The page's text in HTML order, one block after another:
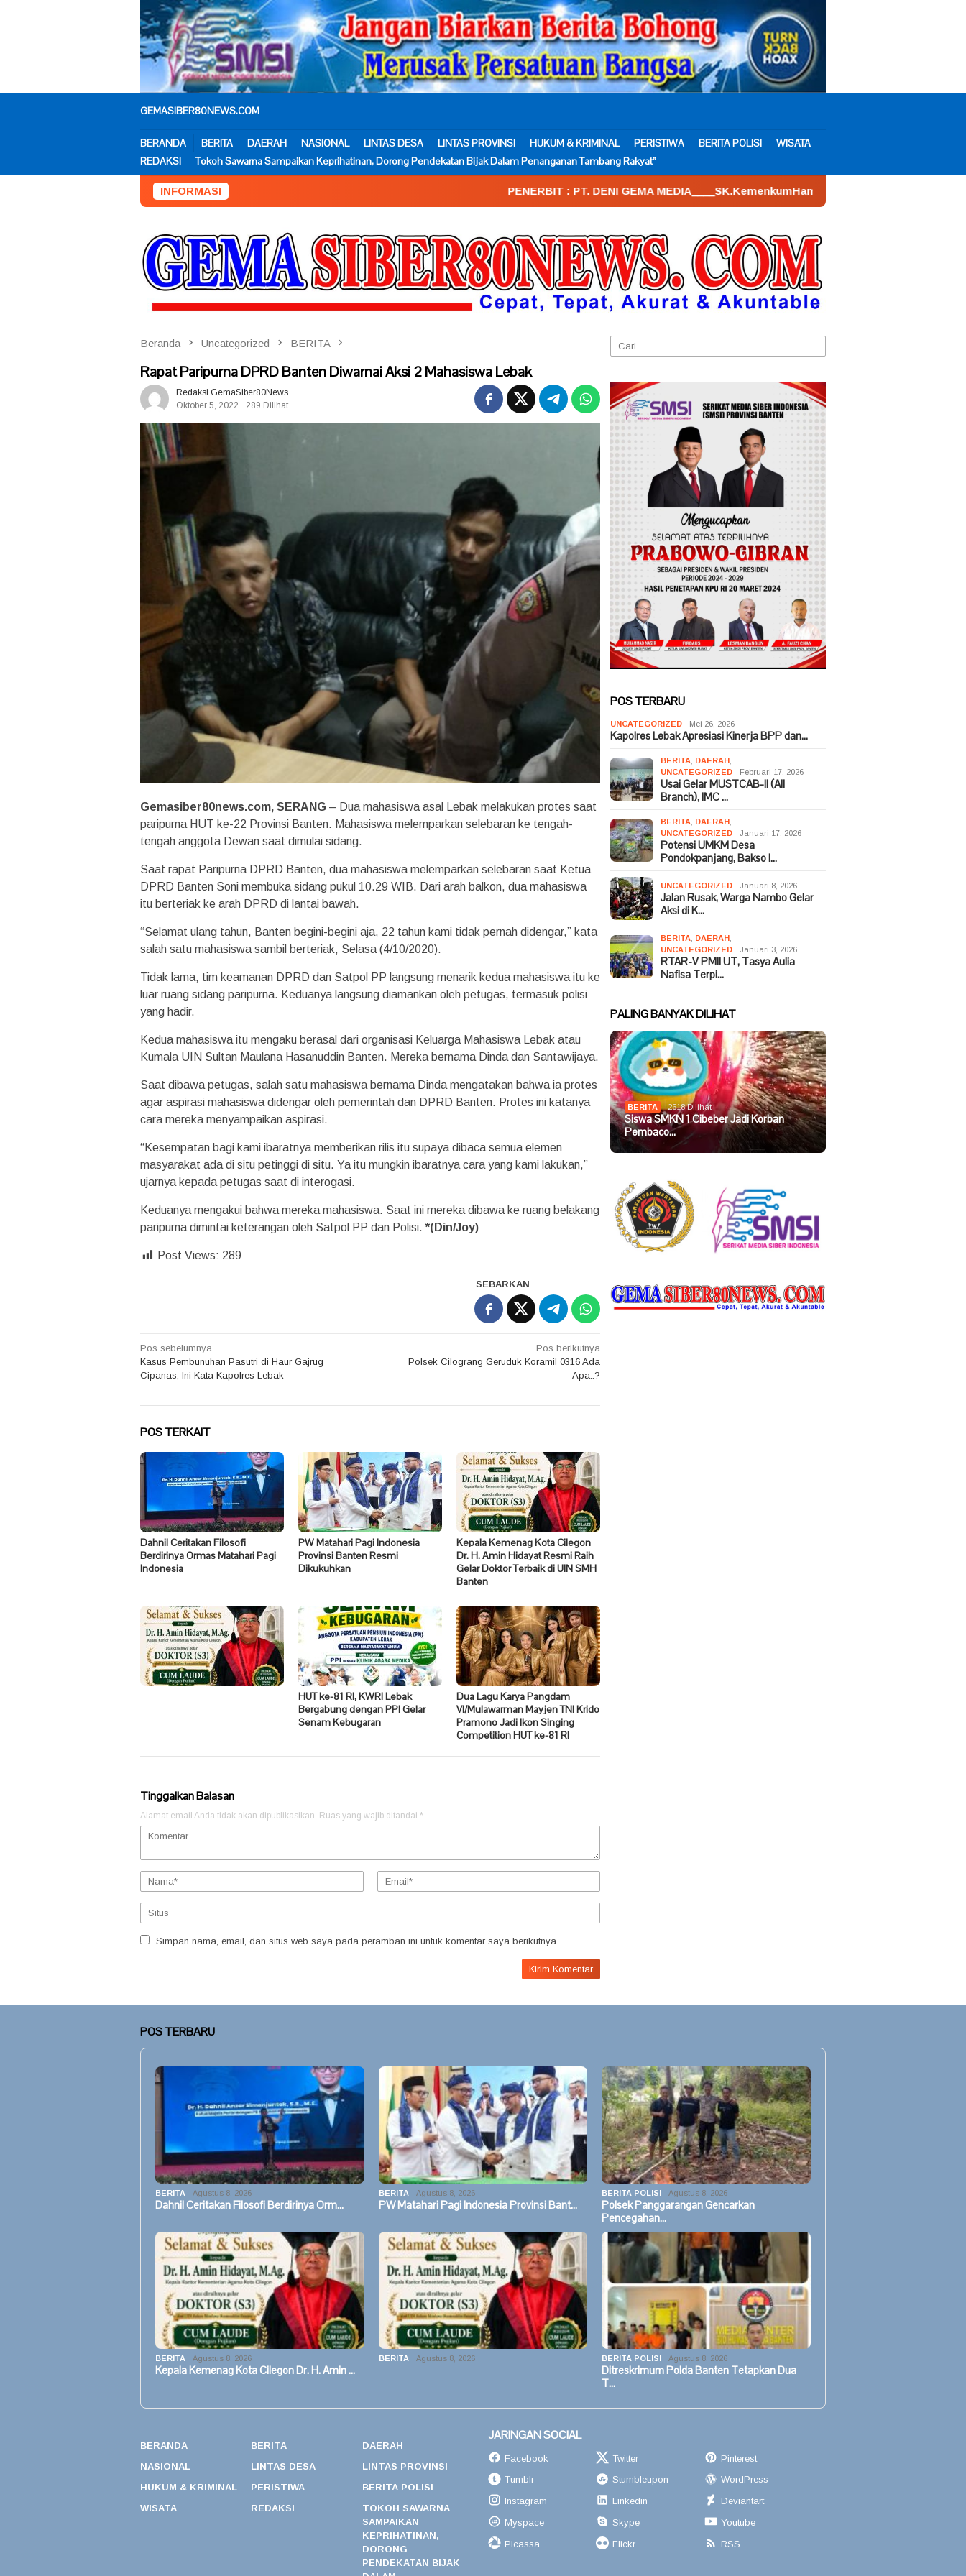
GEMASIBER80NEWS.COM
BERANDA BERITA DAERAH NASIONAL LINTAS DESA LINTAS PROVINSI HUKUM & KRIMINAL PERISTIWA BERITA POLISI
WISATA
REDAKSI
Tokoh Sawarna Sampaikan Keprihatinan, Dorong Pendekatan Bijak Dalam Penanganan Tambang Rakyat”
INFORMASI PENERBIT : PT. DENI GEMA MEDIA____SK.KemenkumHam : AHU – 026590.AH.01.30.___Tahun 2022.
Beranda Uncategorized BERITA
Rapat Paripurna DPRD Banten Diwarnai Aksi 2 Mahasiswa Lebak
Redaksi GemaSiber80News
Oktober 5, 2022
289 Dilihat
Gemasiber80news.com, SERANG – Dua mahasiswa asal Lebak melakukan protes saat
paripurna HUT ke-22 Provinsi Banten. Mahasiswa melemparkan selebaran ke tengah-
tengah anggota Dewan saat dimulai sidang.
Saat rapat Paripurna DPRD Banten, dua mahasiswa melemparkan selebaran saat Ketua
DPRD Banten Soni membuka sidang pukul 10.29 WIB. Dari arah balkon, dua mahasiswa
itu berteriak ke arah DPRD di lantai bawah.
“Selamat ulang tahun, Banten begini-begini aja, 22 tahun kami tidak pernah didengar,” kata
salah satu mahasiswa sambil berteriak, Selasa (4/10/2020).
Tidak lama, tim keamanan DPRD dan Satpol PP langsung menarik kedua mahasiswa itu ke
luar ruang sidang paripurna. Keduanya langsung diamankan oleh petugas, termasuk polisi
yang hadir.
Kedua mahasiswa itu mengaku berasal dari organisasi Keluarga Mahasiswa Lebak atau
Kumala UIN Sultan Maulana Hasanuddin Banten. Mereka bernama Dinda dan Santawijaya.
Saat dibawa petugas, salah satu mahasiswa bernama Dinda mengatakan bahwa ia protes
agar aspirasi mahasiswa didengar oleh pemerintah dan DPRD Banten. Protes ini katanya
cara mereka menyampaikan aspirasi.
“Kesempatan bagi kami ibaratnya memberikan rilis itu supaya dibaca semua elemen
masyarakat ada di situ petinggi di situ. Ya itu mungkin ibaratnya cara yang kami lakukan,”
ujarnya kepada petugas saat di interogasi.
Keduanya mengakui bahwa mereka mahasiswa. Saat ini mereka dibawa ke ruang belakang
paripurna dimintai keterangan oleh Satpol PP dan Polisi. *(Din/Joy)
Post Views: 289
SEBARKAN
Navigasi
pos
Pos sebelumnya
Kasus Pembunuhan Pasutri di Haur Gajrug
Cipanas, Ini Kata Kapolres Lebak
Pos berikutnya
Polsek Cilograng Geruduk Koramil 0316 Ada
Apa..?
POS TERKAIT
Dahnil Ceritakan Filosofi
Berdirinya Ormas Matahari Pagi
Indonesia
PW Matahari Pagi Indonesia
Provinsi Banten Resmi
Dikukuhkan
Kepala Kemenag Kota Cilegon
Dr. H. Amin Hidayat Resmi Raih
Gelar Doktor Terbaik di UIN SMH
Banten ​
HUT ke-81 RI, KWRI Lebak
Bergabung dengan PPI Gelar
Senam Kebugaran
Dua Lagu Karya Pangdam
VI/Mulawarman Mayjen TNI Krido
Pramono Jadi Ikon Singing
Competition HUT ke-81 RI
Tinggalkan Balasan
Alamat email Anda tidak akan dipublikasikan. Ruas yang wajib ditandai *
Simpan nama, email, dan situs web saya pada peramban ini untuk komentar saya berikutnya.
Cari
untuk:
POS TERBARU
UNCATEGORIZED Mei 26, 2026
Kapolres Lebak Apresiasi Kinerja BPP dan…
BERITA DAERAH
UNCATEGORIZED
Februari 17, 2026
Usai Gelar MUSTCAB-II (All
Branch), IMC …
BERITA DAERAH
UNCATEGORIZED
Januari 17, 2026
Potensi UMKM Desa
Pondokpanjang, Bakso I…
UNCATEGORIZED Januari 8, 2026
Jalan Rusak, Warga Nambo Gelar
Aksi di K…
BERITA DAERAH
UNCATEGORIZED
Januari 3, 2026
RTAR-V PMII UT, Tasya Aulia
Nafisa Terpi…
PALING BANYAK DILIHAT
BERITA 2618 Dilihat
Siswa SMKN 1 Cibeber Jadi Korban
Pembaco…
POS TERBARU
BERITA Agustus 8, 2026
Dahnil Ceritakan Filosofi Berdirinya Orm…
BERITA Agustus 8, 2026
PW Matahari Pagi Indonesia Provinsi Bant…
BERITA POLISI Agustus 8, 2026
Polsek Panggarangan Gencarkan
Pencegahan…
BERITA Agustus 8, 2026
Kepala Kemenag Kota Cilegon Dr. H. Amin …
BERITA Agustus 8, 2026 BERITA POLISI Agustus 8, 2026
Ditreskrimum Polda Banten Tetapkan Dua
T…
BERANDA BERITA
DAERAH
NASIONAL
LINTAS DESA
LINTAS PROVINSI
HUKUM & KRIMINAL
PERISTIWA
BERITA POLISI
WISATA
REDAKSI
TOKOH SAWARNA
SAMPAIKAN
KEPRIHATINAN,
DORONG
PENDEKATAN BIJAK
JARINGAN SOCIAL
Facebook Twitter
Pinterest
Tumblr
Stumbleupon
WordPress
Instagram
Linkedin
Deviantart
Myspace
Skype
Youtube
Picassa
Flickr RSS